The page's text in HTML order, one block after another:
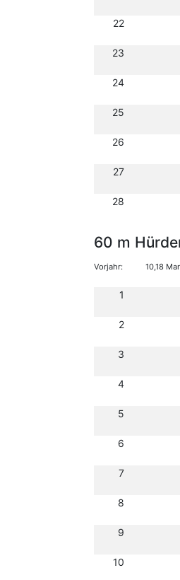
22
23
24
25
26
27
28
60 m
Vorjahr: 10,18
1
2
3
4
5
6
7
8
9
10